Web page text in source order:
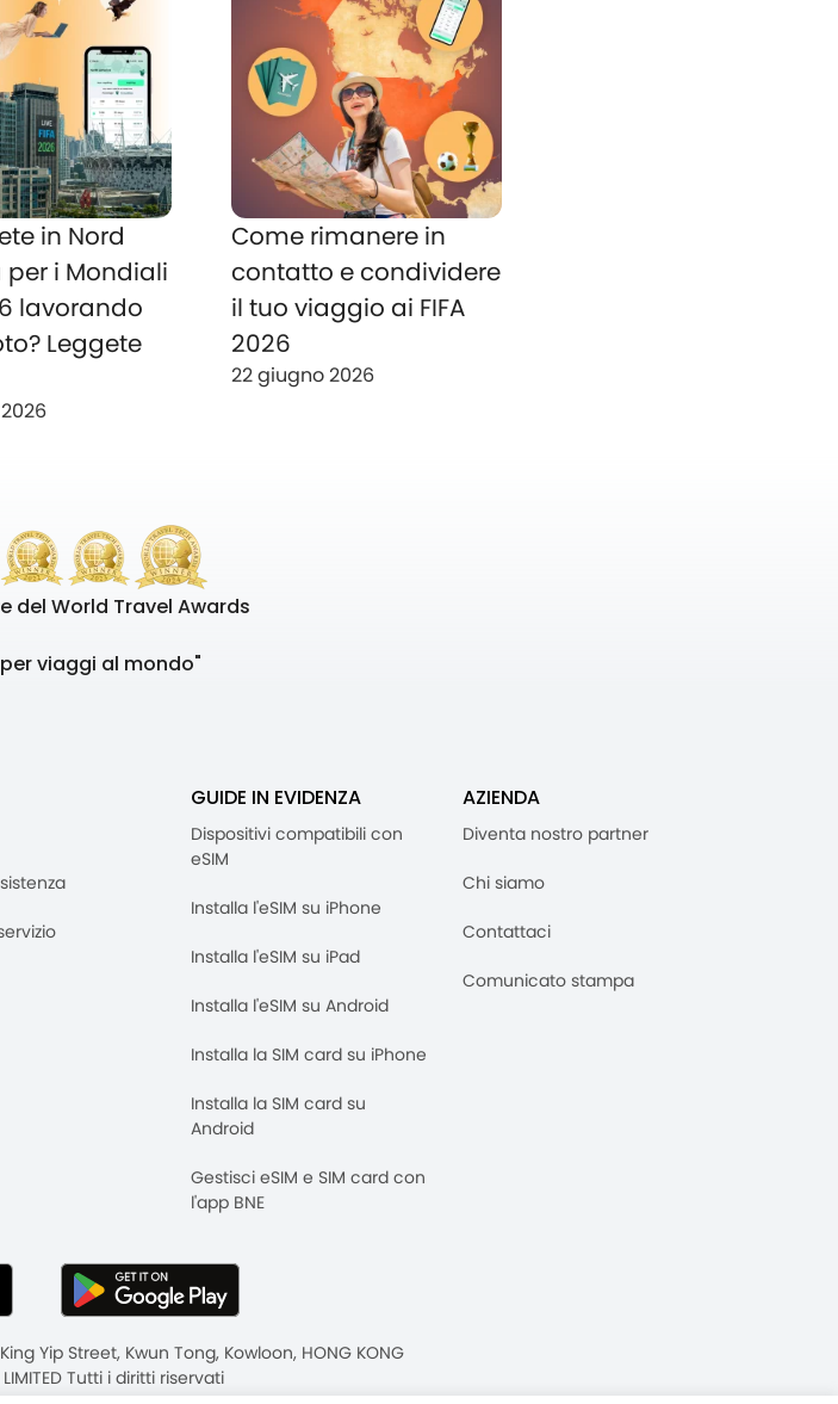
in Nord
i Mondiali
lavorando
Leggete
Come rimanere in
contatto e condividere
il tuo viaggio ai FIFA
2026
22 giugno 2026
del World Travel Awards
viaggi al mondo"
GUIDE IN EVIDENZA
Dispositivi compatibili con
eSIM
Installa l'eSIM su iPhone
Installa l'eSIM su iPad
Installa l'eSIM su Android
Installa la SIM card su iPhone
Installa la SIM card su
Android
Gestisci eSIM e SIM card con
l'app BNE
AZIENDA
Diventa nostro partner
Chi siamo
Contattaci
Comunicato stampa
Yip Street, Kwun Tong, Kowloon, HONG KONG
LIMITED Tutti i diritti riservati